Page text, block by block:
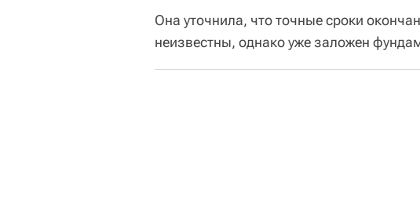
Она уточнила, что точные сроки
неизвестны, однако уже заложен